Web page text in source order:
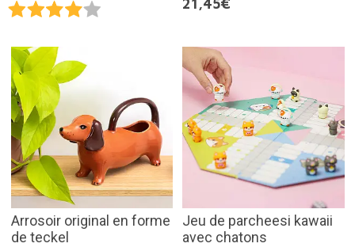
Arrosoir original en forme
de teckel
Jeu de parcheesi kawaii
avec chatons